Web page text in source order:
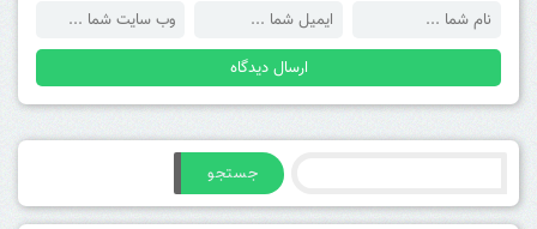
جستجو